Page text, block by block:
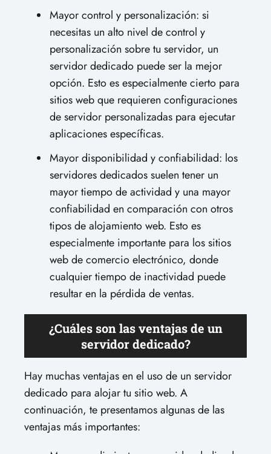
Mayor control y personalización: si
necesitas un alto nivel de control y
personalización sobre tu servidor, un
servidor dedicado puede ser la mejor
opción. Esto es especialmente cierto para
sitios web que requieren configuraciones
de servidor personalizadas para ejecutar
aplicaciones específicas.
Mayor disponibilidad y confiabilidad: los
servidores dedicados suelen tener un
mayor tiempo de actividad y una mayor
confiabilidad en comparación con otros
tipos de alojamiento web. Esto es
especialmente importante para los sitios
web de comercio electrónico, donde
cualquier tiempo de inactividad puede
resultar en la pérdida de ventas.
¿Cuáles son las ventajas de un
servidor dedicado?
Hay muchas ventajas en el uso de un servidor
dedicado para alojar tu sitio web. A
continuación, te presentamos algunas de las
ventajas más importantes: